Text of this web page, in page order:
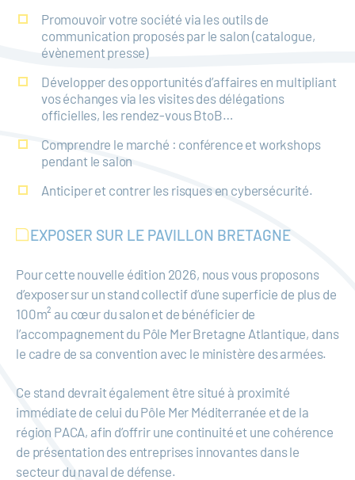
Promouvoir votre société via les outils de
communication proposés par le salon (catalogue,
évènement presse)
Développer des opportunités d’affaires en multipliant
vos échanges via les visites des délégations
officielles, les rendez-vous BtoB…
Comprendre le marché : conférence et workshops
pendant le salon
Anticiper et contrer les risques en cybersécurité.
EXPOSER SUR LE PAVILLON BRETAGNE
Pour cette nouvelle édition 2026, nous vous proposons
d’exposer sur un stand collectif d’une superficie de plus de
100m² au cœur du salon et de bénéficier de
l’accompagnement du Pôle Mer Bretagne Atlantique, dans
le cadre de sa convention avec le ministère des armées.
Ce stand devrait également être situé à proximité
immédiate de celui du Pôle Mer Méditerranée et de la
région PACA, afin d’offrir une continuité et une cohérence
de présentation des entreprises innovantes dans le
secteur du naval de défense.